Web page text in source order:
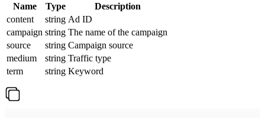
Name Type
Description
content
string Ad ID
campaign string The name of the campaign
source
string Campaign source
medium
string Traffic type
term
string Keyword